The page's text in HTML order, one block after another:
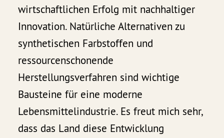
wirtschaftlichen Erfolg mit nachhaltiger
Innovation. Natürliche Alternativen zu
synthetischen Farbstoffen und
ressourcenschonende
Herstellungsverfahren sind wichtige
Bausteine für eine moderne
Lebensmittelindustrie. Es freut mich sehr,
dass das Land diese Entwicklung